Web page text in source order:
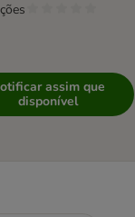
assim que
disponível